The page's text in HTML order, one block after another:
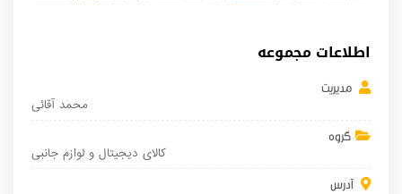
اطلاعات مجموعه
مدیریت
محمد آقائی
گروه
کالای دیجیتال و لوازم جانبی
آدرس